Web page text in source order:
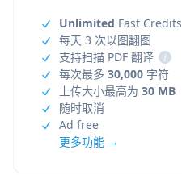
Unlimited Fast Credits
每天 3 次以图翻图
支持扫描 PDF 翻译
i
每次最多 30,000 字符
上传大小最高为 30 MB
随时取消
Ad free
更多功能 →